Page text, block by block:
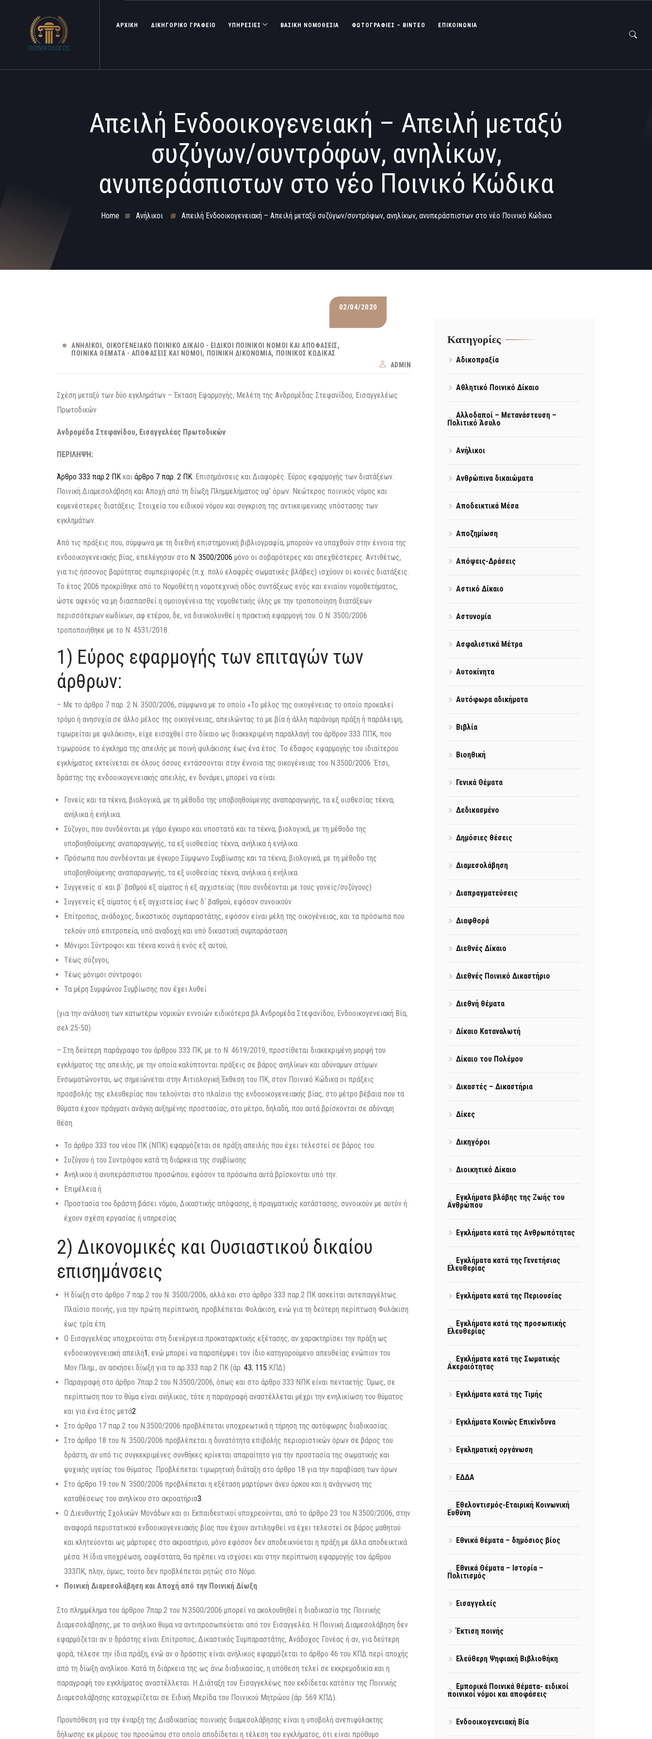
ΑΡΧΙΚΗ ΔΙΚΗΓΟΡΙΚΟ ΓΡΑΦΕΙΟ ΥΠΗΡΕΣΙΕΣ ΒΑΣΙΚΉ ΝΟΜΟΘΕΣΊΑ ΦΩΤΟΓΡΑΦΊΕΣ – ΒΊΝΤΕΟ ΕΠΙΚΟΙΝΩΝΙΑ
Απειλή Ενδοοικογενειακή – Απειλή μεταξύ
συζύγων/συντρόφων, ανηλίκων,
ανυπεράσπιστων στο νέο Ποινικό Κώδικα
Home Ανήλικοι Απειλή Ενδοοικογενειακή – Απειλή μεταξύ συζύγων/συντρόφων, ανηλίκων, ανυπεράσπιστων στο νέο Ποινικό Κώδικα
02/04/2020
ΑΝΉΛΙΚΟΙ
ΟΙΚΟΓΕΝΕΙΑΚΌ ΠΟΙΝΙΚΌ ΔΊΚΑΙΟ - ΕΙΔΙΚΟΊ ΠΟΙΝΙΚΟΊ ΝΌΜΟΙ ΚΑΙ ΑΠΟΦΆΣΕΙΣ
ΠΟΙΝΙΚΆ ΘΈΜΑΤΑ - ΑΠΟΦΆΣΕΙΣ ΚΑΙ ΝΌΜΟΙ
ΠΟΙΝΙΚΉ ΔΙΚΟΝΟΜΊΑ
ΠΟΙΝΙΚΌΣ ΚΏΔΙΚΑΣ
ADMIN
Σχέση μεταξύ των δύο εγκλημάτων – Έκταση Εφαρμογής, Μελέτη της Ανδρομέδας Στεφανίδου, Εισαγγελέως
Πρωτοδικών
Ανδρομέδα Στεφανίδου, Εισαγγελέας Πρωτοδικών
ΠΕΡΙΛΗΨΗ:
Άρθρο 333 παρ.2 ΠΚ και άρθρο 7 παρ. 2 ΠΚ. Επισημάνσεις και Διαφορές. Εύρος εφαρμογής των διατάξεων.
Ποινική Διαμεσολάβηση και Αποχή από τη δίωξη Πλημμελήματος υφ’ όρων. Νεώτερος ποινικός νόμος και
ευμενέστερες διατάξεις. Στοιχεία του ειδικού νόμου και συγκριση της αντικειμενικης υπόστασης των
εγκλημάτων.
Από τις πράξεις που, σύμφωνα με τη διεθνή επιστημονική βιβλιογραφία, μπορούν να υπαχθούν στην έννοια της
ενδοοικογενειακής βίας, επελέγησαν στο Ν. 3500/2006 μόνο οι σοβαρότερες και απεχθέστερες. Αντιθέτως,
για τις ήσσονος βαρύτητας συμπεριφορές (π.χ. πολύ ελαφρές σωματικές βλάβες) ισχύουν οι κοινές διατάξεις.
Το έτος 2006 προκρίθηκε από το Νομοθέτη η νομοτεχνική οδός συντάξεως ενός και ενιαίου νομοθετήματος,
ώστε αφενός να μη διασπασθεί η ομοιογένεια της νομοθετικής ύλης με την τροποποίηση διατάξεων
περισσότερων κωδίκων, αφ ετέρου, δε, να διευκολυνθεί η πρακτική εφαρμογή του. Ο Ν. 3500/2006
τροποποιήθηκε με το Ν. 4531/2018.
1) Εύρος εφαρμογής των επιταγών των
άρθρων:
– Με το άρθρο 7 παρ. 2 Ν. 3500/2006, σύμφωνα με το οποίο «Το μέλος της οικογένειας το οποίο προκαλεί
τρόμο ή ανησυχία σε άλλο μέλος της οικογένειας, απειλώντας το με βία ή άλλη παράνομη πράξη ή παράλειψη,
τιμωρείται με φυλάκιση», είχε εισαχθεί στο δίκαιο ως διακεκριμένη παραλλαγή του άρθρου 333 ΠΠΚ, που
τιμωρούσε το έγκλημα της απειλής με ποινή φυλάκισης έως ένα έτος. Το έδαφος εφαρμογής του ιδιαίτερου
εγκλήματος εκτείνεται σε όλους όσους εντάσσονται στην έννοια της οικογένειας του Ν.3500/2006. Έτσι,
δράστης της ενδοοικογενειακής απειλής, εν δυνάμει, μπορεί να είναι:
Γονείς και τα τέκνα, βιολογικά, με τη μέθοδο της υποβοηθούμενης αναπαραγωγής, τα εξ υιοθεσίας τέκνα,
ανήλικα ή ενήλικα.
Σύζυγοι, που συνδέονται με γάμο έγκυρο και υποστατό και τα τέκνα, βιολογικά, με τη μέθοδο της
υποβοηθούμενης αναπαραγωγής, τα εξ υιοθεσίας τέκνα, ανήλικα ή ενήλικα.
Πρόσωπα που συνδέονται με έγκυρο Σύμφωνο Συμβίωσης και τα τέκνα, βιολογικά, με τη μέθοδο της
υποβοηθούμενης αναπαραγωγής, τα εξ υιοθεσίας τέκνα, ανήλικα ή ενήλικα.
Συγγενείς α΄ και β΄ βαθμού εξ αίματος ή εξ αγχιστείας (που συνδέονται με τους γονείς/συζύγους)
Συγγενείς εξ αίματος ή εξ αγχιστείας έως δ΄ βαθμού, εφόσον συνοικούν
Επίτροπος, ανάδοχος, δικαστικός συμπαραστάτης, εφόσον είναι μέλη της οικογένειας, και τα πρόσωπα που
τελούν υπό επιτροπεία, υπό αναδοχή και υπό δικαστική συμπαράσταση
Μόνιμοι Σύντροφοι και τέκνα κοινά ή ενός εξ αυτού,
Τέως σύζυγοι,
Τέως μόνιμοι σύντροφοι
Τα μέρη Συμφώνου Συμβίωσης που έχει λυθεί
(για την ανάλυση των κατωτέρω νομικών εννοιών ειδικότερα βλ.Ανδρομέδα Στεφανίδου, Ενδοοικογενειακή Βία,
σελ.25-50).
– Στη δεύτερη παράγραφο του άρθρου 333 ΠΚ, με το Ν. 4619/2019, προστίθεται διακεκριμένη μορφή του
εγκλήματος της απειλής, με την οποία καλύπτονται πράξεις σε βάρος ανηλίκων και αδύναμων ατόμων.
Ενσωματώνονται, ως σημειώνεται στην Αιτιολογική Έκθεση του ΠΚ, στον Ποινικό Κώδικα οι πράξεις
προσβολής της ελευθερίας που τελούνται στο πλαίσιο της ενδοοικογενειακής βίας, στο μέτρο βέβαια που τα
θύματα έχουν πράγματι ανάγκη αυξημένης προστασίας, στο μέτρο, δηλαδή, που αυτά βρίσκονται σε αδύναμη
θέση.
Το άρθρο 333 του νέου ΠΚ (ΝΠΚ) εφαρμόζεται σε πράξη απειλής που έχει τελεστεί σε βάρος του:
Συζύγου ή του Συντρόφου κατά τη διάρκεια της συμβίωσης
Ανηλικου ή ανυπεράσπιστου προσώπου, εφόσον τα πρόσωπα αυτά βρίσκονται υπό την:
Επιμέλεια ή
Προστασία του δράστη βάσει νόμου, Δικαστικής απόφασης, ή πραγματικής κατάστασης, συνοικούν με αυτόν ή
έχουν σχέση εργασίας ή υπηρεσίας.
2) Δικονομικές και Ουσιαστικού δικαίου
επισημάνσεις
Η δίωξη στο άρθρο 7 παρ.2 του Ν. 3500/2006, αλλά και στο άρθρο 333 παρ.2 ΠΚ ασκείται αυτεπαγγέλτως.
Πλαίσιο ποινής, για την πρώτη περίπτωση, προβλέπεται Φυλάκιση, ενώ για τη δεύτερη περίπτωση Φυλάκιση
έως τρία έτη.
Ο Εισαγγελέας υποχρεούται στη διενέργεια προκαταρκτικής εξέτασης, αν χαρακτηρίσει την πράξη ως
ενδοοικογενειακή απειλή1, ενώ μπορεί να παραπέμψει τον ίδιο κατηγορούμενο απευθείας ενώπιον του
Μον.Πλημ., αν ασκήσει δίωξη για το αρ.333 παρ.2 ΠΚ (άρ. 43, 115 ΚΠΔ)
Παραγραφή στο άρθρο 7παρ.2 του Ν.3500/2006, όπως και στο άρθρο 333 ΝΠΚ είναι πενταετής. Όμως, σε
περίπτωση που το θύμα είναι ανήλικος, τότε η παραγραφή αναστέλλεται μέχρι την ενηλικίωση του θύματος
και για ένα έτος μετά2.
Στο άρθρο 17 παρ.2 του Ν.3500/2006 προβλέπεται υποχρεωτικά η τήρηση της αυτόφωρης διαδικασίας.
Στο άρθρο 18 του Ν. 3500/2006 προβλέπεται η δυνατότητα επιβολής περιοριστικών όρων σε βάρος του
δράστη, αν υπό τις συγκεκριμένες συνθήκες κρίνεται απαραίτητο για την προστασία της σωματικής και
ψυχικής υγείας του θύματος. Προβλέπεται τιμωρητική διάταξη στο άρθρο 18 για την παραβίαση των όρων.
Στο άρθρο 19 του Ν. 3500/2006 προβλέπεται η εξέταση μαρτύρων άνευ όρκου και η ανάγνωση της
καταθέσεως του ανηλίκου στο ακροατήριο3.
Ο Διευθυντής Σχολικών Μονάδων και οι Εκπαιδευτικοί υποχρεούνται, από το άρθρο 23 του Ν.3500/2006, στην
αναφορά περιστατικού ενδοοικογενειακής βίας που έχουν αντιληφθεί να έχει τελεστεί σε βάρος μαθητού
και κλητεύονται ως μάρτυρες στο ακροατήριο, μόνο εφόσον δεν αποδεικνύεται η πράξη με άλλα αποδεικτικά
μέσα. Η ίδια υποχρέωση, σαφέστατα, θα πρέπει να ισχύσει και στην περίπτωση εφαρμογής του άρθρου
333ΠΚ, πλην, όμως, τούτο δεν προβλέπεται ρητώς στο Νόμο.
Ποινική Διαμεσολάβηση και Αποχή από την Ποινική Δίωξη
Στο πλημμέλημα του άρθρου 7παρ.2 του Ν.3500/2006 μπορεί να ακολουθηθεί η διαδικασία της Ποινικής
Διαμεσολάβησης, με το ανήλικο θυμα να αντιπροσωπεύεται από τον Εισαγγελέα. Η Ποινική Διαμεσολάβηση δεν
εφαρμόζεται αν ο δράστης είναι Επίτροπος, Δικαστικός Συμπαραστάτης, Ανάδοχος Γονέας ή αν, για δεύτερη
φορά, τέλεσε την ίδια πράξη, ενώ αν ο δράστης είναι ανήλικος εφαρμόζεται το άρθρο 46 του ΚΠΔ περί αποχής
από τη δίωξη ανηλίκου. Κατά τη διάρκεια της ως άνω διαδικασίας, η υπόθεση τελεί σε εκκρεμοδικία και η
παραγραφή του εγκλήματος αναστέλλεται. Η Διάταξη του Εισαγγελέως που εκδίδεται κατόπιν της Ποινικής
Διαμεσολάβησης καταχωρίζεται σε Ειδική Μερίδα του Ποινικού Μητρώου (άρ. 569 ΚΠΔ).
Προϋπόθεση για την έναρξη της Διαδικασίας ποινικής διαμεσολάβησης είναι η υποβολή ανεπιφύλακτης
δήλωσης εκ μέρους του προσώπου στο οποίο αποδίδεται η τέλεση του εγκλήματος, ότι είναι πρόθυμο
Kατηγορίες
Αδικοπραξία
Αθλητικό Ποινικό Δίκαιο
Αλλοδαποί – Μετανάστευση –
Πολιτικό Άσυλο
Ανήλικοι
Ανθρώπινα δικαιώματα
Αποδεικτικά Μέσα
Αποζημίωση
Απόψεις-Δράσεις
Αστικό Δίκαιο
Αστυνομία
Ασφαλιστικά Μέτρα
Αυτοκίνητα
Αυτόφωρα αδικήματα
Βιβλία
Βιοηθική
Γενικά Θέματα
Δεδικασμένο
Δημόσιες θέσεις
Διαμεσολάβηση
Διαπραγματεύσεις
Διαφθορά
Διεθνές Δίκαιο
Διεθνές Ποινικό Δικαστήριο
Διεθνή θέματα
Δίκαιο Καταναλωτή
Δίκαιο του Πολέμου
Δικαστές – Δικαστήρια
Δίκες
Δικηγόροι
Διοικητικό Δίκαιο
Εγκλήματα βλάβης της Ζωής του
Ανθρώπου
Εγκλήματα κατά της Ανθρωπότητας
Εγκλήματα κατά της Γενετήσιας
Ελευθερίας
Εγκλήματα κατά της Περιουσίας
Εγκλήματα κατά της προσωπικής
Ελευθερίας
Εγκλήματα κατά της Σωματικής
Ακεραιότητας
Εγκλήματα κατά της Τιμής
Εγκλήματα Κοινώς Επικίνδυνα
Εγκληματική οργάνωση
ΕΔΔΑ
Εθελοντισμός-Εταιρική Κοινωνική
Ευθύνη
Εθνικά θέματα – δημόσιος βίος
Εθνικά Θέματα – Ιστορία –
Πολιτισμός
Εισαγγελείς
Έκτιση ποινής
Ελεύθερη Ψηφιακή Βιβλιοθήκη
Εμπορικά Ποινικά θέματα- ειδικοί
ποινικοί νόμοι και αποφάσεις
Ενδοοικογενειακή Βία